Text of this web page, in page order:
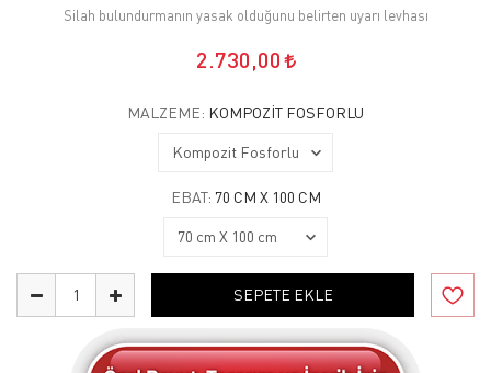
Silah bulundurmanın yasak olduğunu belirten uyarı levhası
2.730,00
MALZEME: KOMPOZIT FOSFORLU
EBAT: 70 CM X 100 CM
SEPETE EKLE